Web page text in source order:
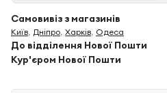
Самовивіз з магазинів
Київ, Дніпро, Харків, Одеса
До відділення Нової Пошти
Кур'єром Нової Пошти